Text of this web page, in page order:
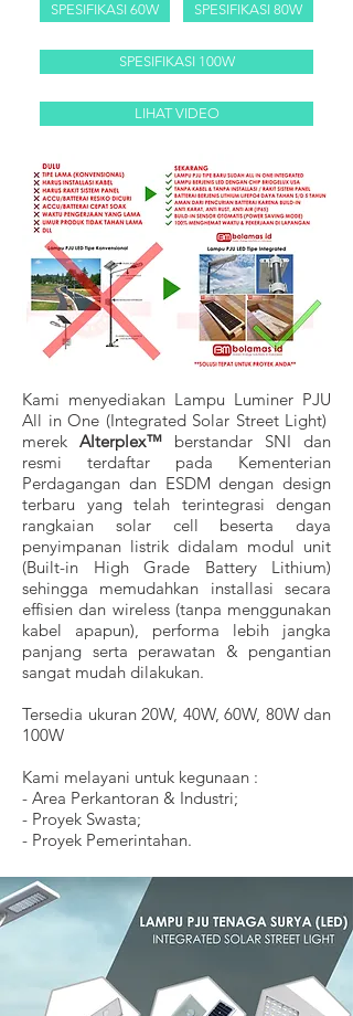
SPESIFIKASI 60W SPESIFIKASI 80W
SPESIFIKASI 100W
LIHAT VIDEO
Kami menyediakan Lampu Luminer PJU
All in One (Integrated Solar Street Light)
merek Alterplex™ berstandar SNI dan
resmi terdaftar pada Kementerian
Perdagangan dan ESDM dengan design
terbaru yang telah terintegrasi dengan
rangkaian solar cell beserta daya
penyimpanan listrik didalam modul unit
(Built-in High Grade Battery Lithium)
sehingga memudahkan installasi secara
effisien dan wireless (tanpa menggunakan
kabel apapun), performa lebih jangka
panjang serta perawatan & pengantian
sangat mudah dilakukan.
Tersedia ukuran 20W, 40W, 60W, 80W dan
100W
Kami melayani untuk kegunaan :
- Area Perkantoran & Industri;
- Proyek Swasta;
- Proyek Pemerintahan.